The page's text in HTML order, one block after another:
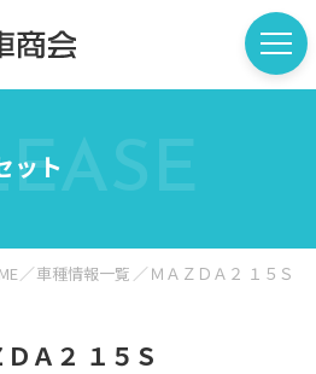
ット
車種情報一覧 ＭＡＺＤＡ２ １５Ｓ
Ａ２ １５Ｓ